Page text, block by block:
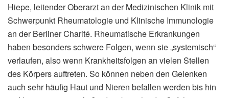
Hiepe, leitender Oberarzt an der Medizinischen Klinik mit
Schwerpunkt Rheumatologie und Klinische Immunologie
an der Berliner Charité. Rheumatische Erkrankungen
haben besonders schwere Folgen, wenn sie „systemisch“
verlaufen, also wenn Krankheitsfolgen an vielen Stellen
des Körpers auftreten. So können neben den Gelenken
auch sehr häufig Haut und Nieren befallen werden bis hin